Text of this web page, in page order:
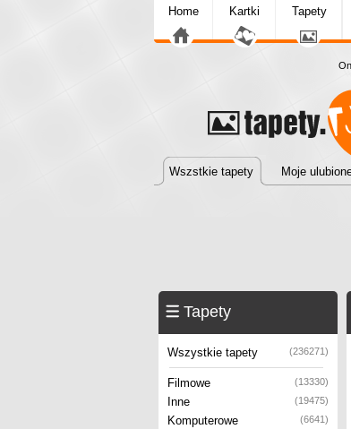
Home Kartki Tapety
Wszstkie tapety Moje
Tapety
Wszystkie tapety (236271)
Filmowe (13330)
Inne (19475)
Komputerowe (6641)